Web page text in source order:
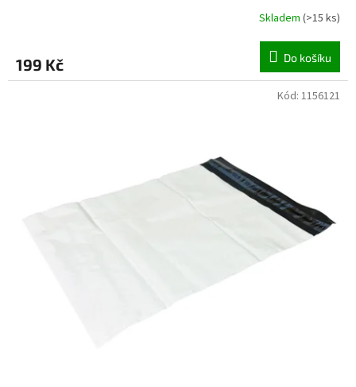
Skladem (>15 ks)
199 Kč Do košíku
Kód: 1156121